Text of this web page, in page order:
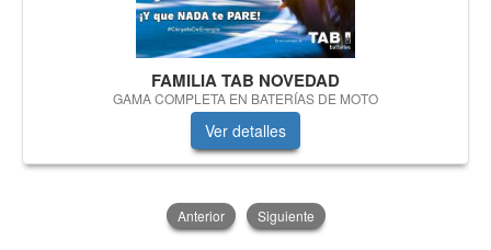
FAMILIA TAB NOVEDAD
GAMA COMPLETA EN BATERÍAS DE MOTO
Ver detalles
Anterior Siguiente